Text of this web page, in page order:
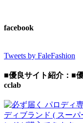
facebook
Tweets by FaleFashion
■優良サイト紹介：■
cclab